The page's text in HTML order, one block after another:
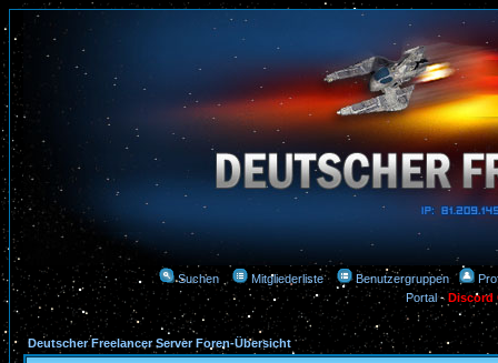
Suchen Mitgliederliste Benutzergruppen
Portal-Discord
Deutscher Freelancer Server Foren-Übersicht